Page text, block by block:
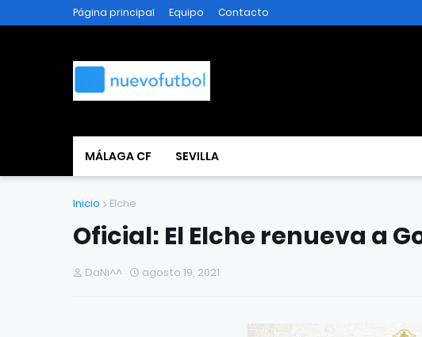
Página principal Equipo Contacto
MÁLAGA CF SEVILLA
Inicio Elche
Oficial: El Elche renueva a
DaNi^^ agosto 19, 2021